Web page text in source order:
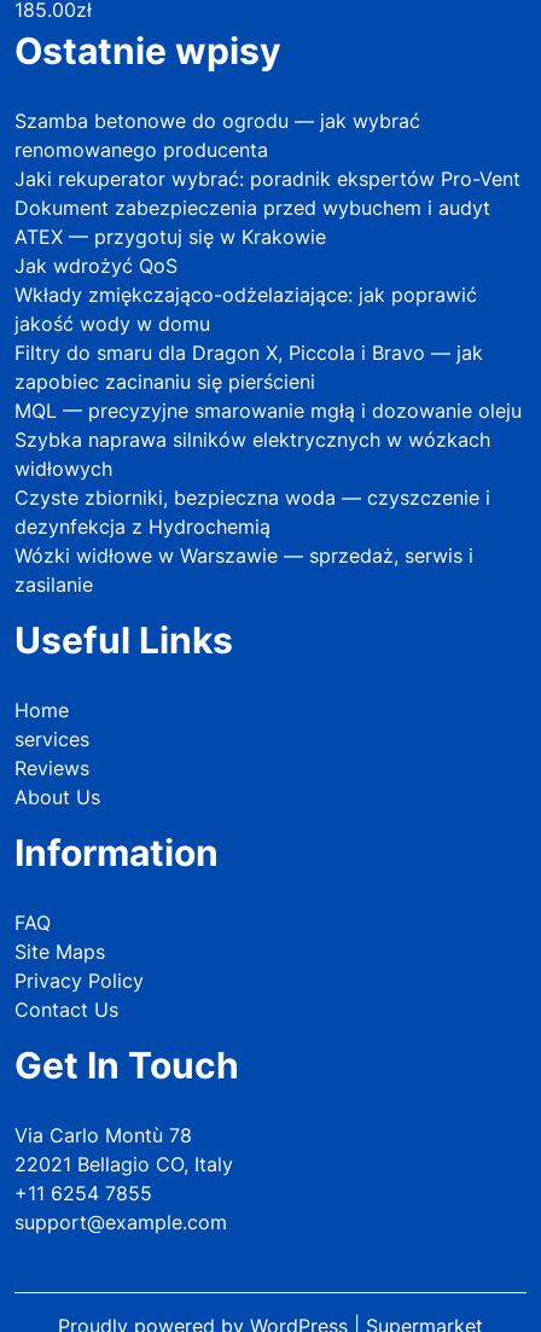
185.00zł
Ostatnie wpisy
Szamba betonowe do ogrodu — jak wybrać
renomowanego producenta
Jaki rekuperator wybrać: poradnik ekspertów Pro-Vent
Dokument zabezpieczenia przed wybuchem i audyt
ATEX — przygotuj się w Krakowie
Jak wdrożyć QoS
Wkłady zmiękczająco-odżelaziające: jak poprawić
jakość wody w domu
Filtry do smaru dla Dragon X, Piccola i Bravo — jak
zapobiec zacinaniu się pierścieni
MQL — precyzyjne smarowanie mgłą i dozowanie oleju
Szybka naprawa silników elektrycznych w wózkach
widłowych
Czyste zbiorniki, bezpieczna woda — czyszczenie i
dezynfekcja z Hydrochemią
Wózki widłowe w Warszawie — sprzedaż, serwis i
zasilanie
Useful Links
Home
services
Reviews
About Us
Information
FAQ
Site Maps
Privacy Policy
Contact Us
Get In Touch
Via Carlo Montù 78
22021 Bellagio CO, Italy
+11 6254 7855
support@example.com
Proudly powered by WordPress Supermarket